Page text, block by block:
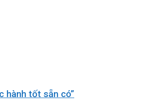
hành tốt sẵn có”